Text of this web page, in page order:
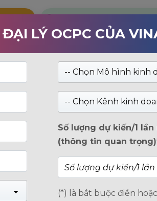
PHẨM GIỚI THIỆU TIN
LÝ OCPC CỦA
-- Chọn Mô hình kinh
-- Chọn Kênh kinh
Số lượng dự kiến/1
(thông tin quan
(*) là bắt buộc điền